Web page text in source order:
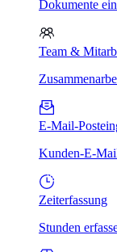
Dokumente
Team &
E-Mail-
Kunden-E-
Zeiterfassung
Stunden